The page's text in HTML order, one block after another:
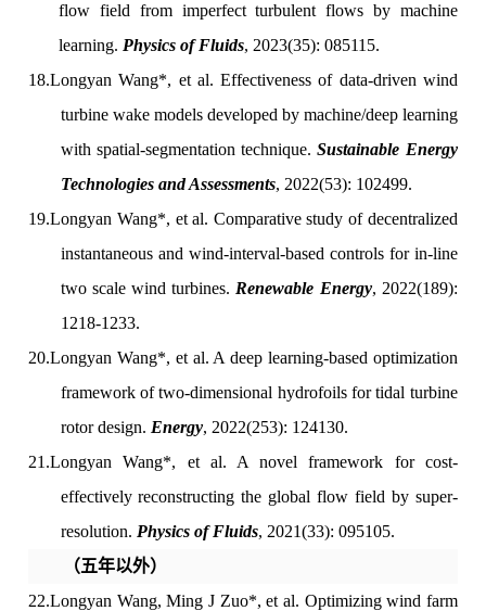
flow field from imperfect turbulent flows by machine
learning. Physics of Fluids, 2023(35): 085115.
18.Longyan Wang*, et al. Effectiveness of data-driven wind
turbine wake models developed by machine/deep learning
with spatial-segmentation technique.Sustainable Energy
Technologies and Assessments, 2022(53): 102499.
19.Longyan Wang*, et al. Comparative study of decentralized
instantaneous and wind-interval-based controls for in-line
two scale wind turbines. Renewable Energy, 2022(189):
1218-1233.
20.Longyan Wang*, et al. A deep learning-based optimization
framework of two-dimensional hydrofoils for tidal turbine
rotor design. Energy, 2022(253): 124130.
21.Longyan Wang*, et al. A novel framework for cost-
effectively reconstructing the global flow field by super-
resolution. Physics of Fluids, 2021(33): 095105.
（五年以外）
22.Longyan Wang, Ming J Zuo*, et al. Optimizing wind farm